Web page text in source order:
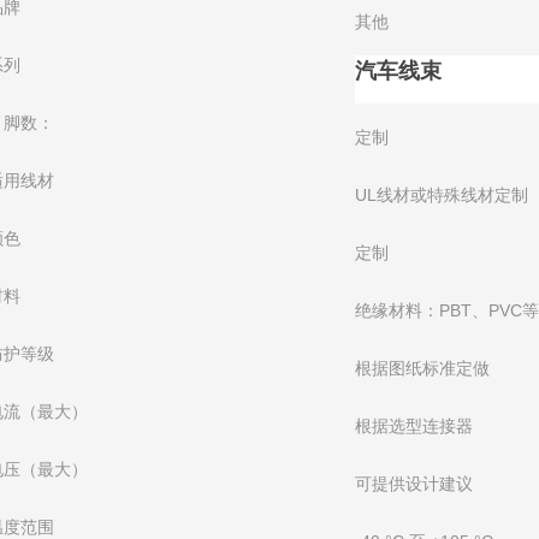
牌
其他
汽车线束
数：
定制
用线材
UL线材或特殊线材定制
色
定制
料
绝缘材料：PBT、PVC等
护等级
根据图纸标准定做
（最大）
根据选型连接器
（最大）
可提供设计建议
度范围